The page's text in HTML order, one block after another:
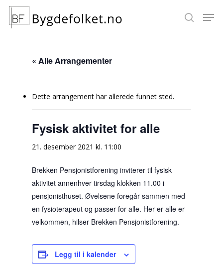
Hit enter to search or ESC to close
« Alle Arrangementer
Dette arrangement har allerede funnet sted.
Fysisk aktivitet for alle
21. desember 2021 kl. 11:00
Brekken Pensjonistforening inviterer til fysisk
aktivitet annenhver tirsdag klokken 11.00 i
pensjonisthuset. Øvelsene foregår sammen med
en fysioterapeut og passer for alle. Her er alle er
velkommen, hilser Brekken Pensjonistforening.
Legg til i kalender